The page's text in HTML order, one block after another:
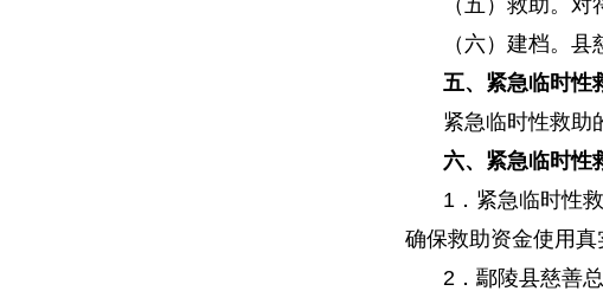
（五）救助。
（六）建档。
五、紧急临时性
紧急临时性救助
六、紧急临时性
1．紧急临时性
确保救助资金使用真
2．鄢陵县慈善